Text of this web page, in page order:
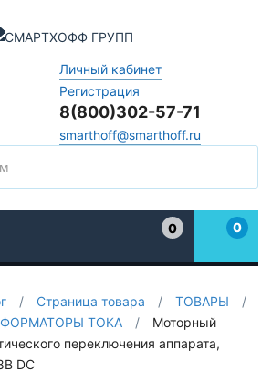
Личный кабинет
Регистрация
8(800)302-57-71
smarthoff@smarthoff.ru
0
0
/ Страница товара / ТОВАРЫ
/
ТОКА /
Моторный
переключения аппарата,
DC